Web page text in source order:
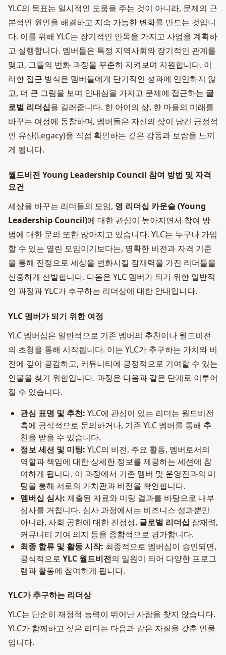
YLC의 목표는 일시적인 도움을 주는 것이 아니라, 문제의 근
본적인 원인을 해결하고 지속 가능한 변화를 만드는 것입니
다. 이를 위해 YLC는 장기적인 안목을 가지고 사업을 계획하
고 실행합니다. 멤버들은 특정 지역사회와 장기적인 관계를
맺고, 그들의 변화 과정을 꾸준히 지켜보며 지원합니다. 이
러한 접근 방식은 멤버들에게 단기적인 성과에 연연하지 않
고, 더 큰 그림을 보며 인내심을 가지고 문제에 접근하는 글
로벌 리더십을 길러줍니다. 한 아이의 삶, 한 마을의 미래를
바꾸는 여정에 동참하며, 멤버들은 자신의 삶이 남긴 긍정적
인 유산(Legacy)을 직접 확인하는 깊은 감동과 보람을 느끼
게 됩니다.
월드비전 Young Leadership Council 참여 방법 및 자격
요건
세상을 바꾸는 리더들의 모임, 영 리더십 카운슬 (Young
Leadership Council)에 대한 관심이 높아지면서 참여 방
법에 대한 문의 또한 많아지고 있습니다. YLC는 누구나 가입
할 수 있는 열린 모임이기보다는, 명확한 비전과 자격 기준
을 통해 진정으로 세상을 변화시킬 잠재력을 가진 리더들을
신중하게 선발합니다. 다음은 YLC 멤버가 되기 위한 일반적
인 과정과 YLC가 추구하는 리더상에 대한 안내입니다.
YLC 멤버가 되기 위한 여정
YLC 멤버십은 일반적으로 기존 멤버의 추천이나 월드비전
의 초청을 통해 시작됩니다. 이는 YLC가 추구하는 가치와 비
전에 깊이 공감하고, 커뮤니티에 긍정적으로 기여할 수 있는
인물을 찾기 위함입니다. 과정은 다음과 같은 단계로 이루어
질 수 있습니다.
관심 표명 및 추천: YLC에 관심이 있는 리더는 월드비전
측에 공식적으로 문의하거나, 기존 YLC 멤버를 통해 추
천을 받을 수 있습니다.
정보 세션 및 미팅: YLC의 비전, 주요 활동, 멤버로서의
역할과 책임에 대한 상세한 정보를 제공하는 세션에 참
여하게 됩니다. 이 과정에서 기존 멤버 및 운영진과의 미
팅을 통해 서로의 가치관과 비전을 확인합니다.
멤버십 심사: 제출된 자료와 미팅 결과를 바탕으로 내부
심사를 거칩니다. 심사 과정에서는 비즈니스 성과뿐만
아니라, 사회 공헌에 대한 진정성, 글로벌 리더십 잠재력,
커뮤니티 기여 의지 등을 종합적으로 평가합니다.
최종 합류 및 활동 시작: 최종적으로 멤버십이 승인되면,
공식적으로 YLC 월드비전의 일원이 되어 다양한 프로그
램과 활동에 참여하게 됩니다.
YLC가 추구하는 리더상
YLC는 단순히 재정적 능력이 뛰어난 사람을 찾지 않습니다.
YLC가 함께하고 싶은 리더는 다음과 같은 자질을 갖춘 인물
입니다.